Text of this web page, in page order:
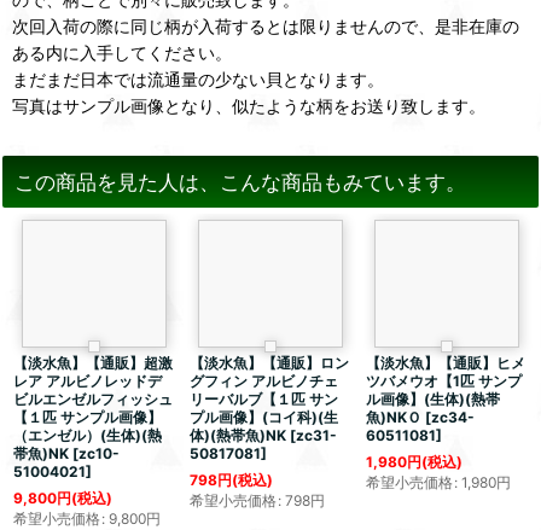
次回入荷の際に同じ柄が入荷するとは限りませんので、是非在庫の
ある内に入手してください。
まだまだ日本では流通量の少ない貝となります。
写真はサンプル画像となり、似たような柄をお送り致します。
この商品を見た人は、こんな商品もみています。
【淡水魚】【通販】超激
レア アルビノレッドデ
ビルエンゼルフィッシュ
【１匹 サンプル画像】
（エンゼル）(生体)(熱
帯魚)NK [zc10-
51004021]
9,800円(税込)
希望小売価格: 9,800円
【淡水魚】【通販】ロン
グフィン アルビノチェ
リーバルブ【１匹 サン
プル画像】(コイ科)(生
体)(熱帯魚)NK [zc31-
50817081]
798円(税込)
希望小売価格: 798円
【淡水魚】【通販】ヒメ
ツバメウオ【1匹 サンプ
ル画像】(生体)(熱帯
魚)NKＯ [zc34-
60511081]
1,980円(税込)
希望小売価格: 1,980円